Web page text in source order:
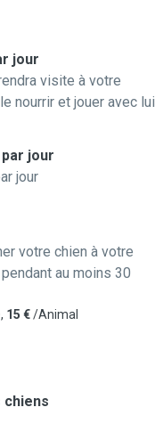
jour
visite à votre
nourrir et jouer avec lui
jour
jour
votre chien à votre
au moins 30
15 €/Animal
chiens